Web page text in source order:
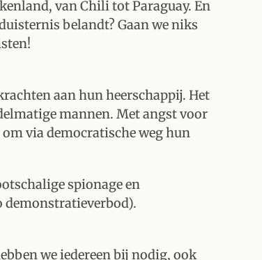
van Chili tot Paraguay. En
belandt? Gaan we niks
aan hun heerschappij. Het
mannen. Met angst voor
via democratische weg hun
spionage en
demonstratieverbod).
we iedereen bij nodig, ook